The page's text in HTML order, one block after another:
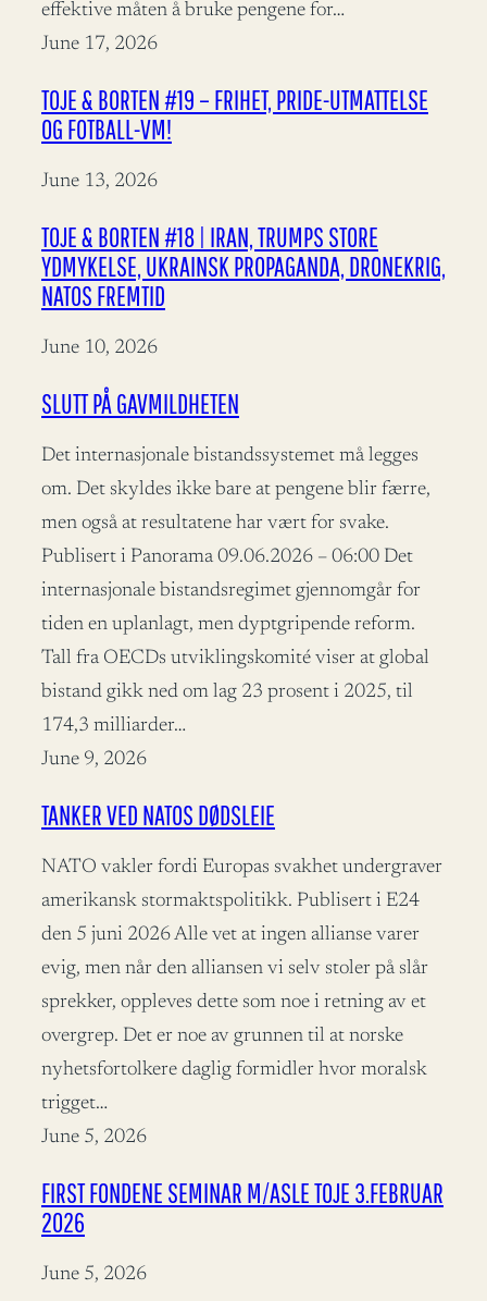
effektive måten å bruke pengene for…
June 17, 2026
TOJE & BORTEN #19 – FRIHET, PRIDE-UTMATTELSE
OG FOTBALL-VM!
June 13, 2026
TOJE & BORTEN #18 | IRAN, TRUMPS STORE
YDMYKELSE, UKRAINSK PROPAGANDA, DRONEKRIG,
NATOS FREMTID
June 10, 2026
SLUTT PÅ GAVMILDHETEN
Det internasjonale bistandssystemet må legges
om. Det skyldes ikke bare at pengene blir færre,
men også at resultatene har vært for svake.
Publisert i Panorama 09.06.2026 – 06:00 Det
internasjonale bistandsregimet gjennomgår for
tiden en uplanlagt, men dyptgripende reform.
Tall fra OECDs utviklingskomité viser at global
bistand gikk ned om lag 23 prosent i 2025, til
174,3 milliarder…
June 9, 2026
TANKER VED NATOS DØDSLEIE
NATO vakler fordi Europas svakhet undergraver
amerikansk stormaktspolitikk. Publisert i E24
den 5 juni 2026 Alle vet at ingen allianse varer
evig, men når den alliansen vi selv stoler på slår
sprekker, oppleves dette som noe i retning av et
overgrep. Det er noe av grunnen til at norske
nyhetsfortolkere daglig formidler hvor moralsk
trigget…
June 5, 2026
FIRST FONDENE SEMINAR M/ASLE TOJE 3.FEBRUAR
2026
June 5, 2026